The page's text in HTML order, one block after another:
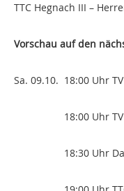
TTC Hegnach
Vorschau auf den
Sa. 09.10. 18:00 Uhr
18:00 Uhr TV
18:30 Uhr